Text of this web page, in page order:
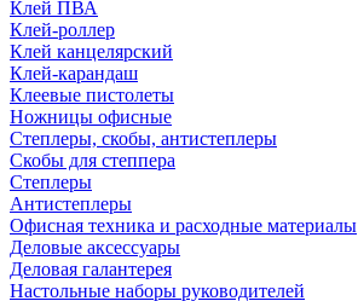
Клей ПВА
Клей-роллер
Клей канцелярский
Клей-карандаш
Клеевые пистолеты
Ножницы офисные
Степлеры, скобы, антистеплеры
Скобы для степпера
Степлеры
Антистеплеры
Офисная техника и расходные материалы
Деловые аксессуары
Деловая галантерея
Настольные наборы руководителей